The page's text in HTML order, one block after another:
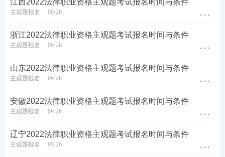
备考资料：【免费领《内部讲义》包邮】【法考备考
江西2022法律职业资格主观题考试报名时间与条件
主观题报名 09-26
浙江2022法律职业资格主观题考试报名时间与条件
主观题报名 09-26
山东2022法律职业资格主观题考试报名时间与条件
主观题报名 09-26
安徽2022法律职业资格主观题考试报名时间与条件
主观题报名 09-26
辽宁2022法律职业资格主观题考试报名时间与条件
主观题报名 09-26